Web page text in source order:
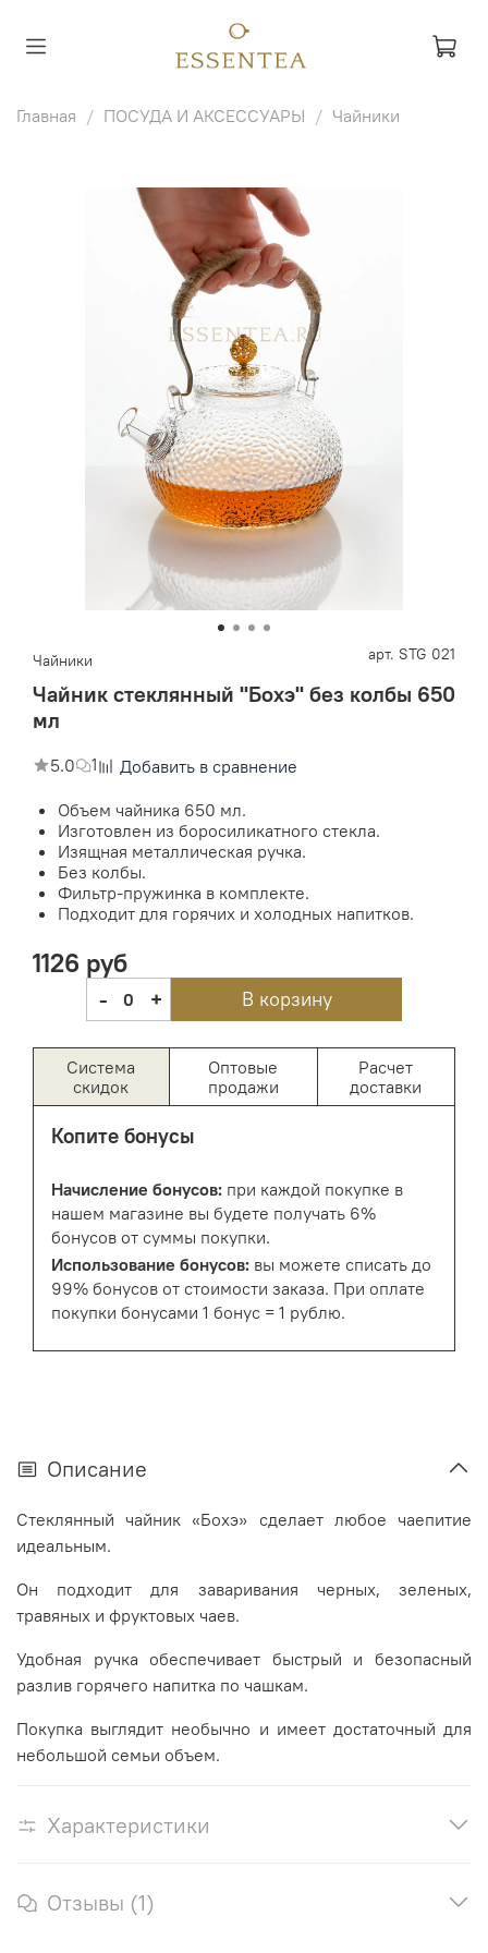
Главная ПОСУДА И АКСЕССУАРЫ Чайники
Чайники арт. STG 021
Чайник стеклянный "Бохэ" без колбы 650
мл
5.0 1
Добавить в сравнение
Объем чайника 650 мл.
Изготовлен из боросиликатного стекла.
Изящная металлическая ручка.
Без колбы.
Фильтр-пружинка в комплекте.
Подходит для горячих и холодных напитков.
1126 руб
- 0 + В корзину
Система
скидок
Оптовые
продажи
Расчет
доставки
Копите бонусы
Начисление бонусов: при каждой покупке в
нашем магазине вы будете получать 6%
бонусов от суммы покупки.
Использование бонусов: вы можете списать до
99% бонусов от стоимости заказа. При оплате
покупки бонусами 1 бонус = 1 рублю.
Описание
Стеклянный чайник «Бохэ» сделает любое чаепитие
идеальным.
Он подходит для заваривания черных, зеленых,
травяных и фруктовых чаев.
Удобная ручка обеспечивает быстрый и безопасный
разлив горячего напитка по чашкам.
Покупка выглядит необычно и имеет достаточный для
небольшой семьи объем.
Характеристики
Отзывы (1)